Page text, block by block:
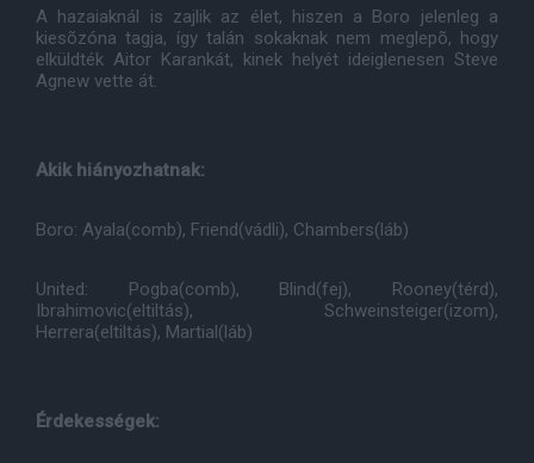
A hazaiaknál is zajlik az élet, hiszen a Boro jelenleg a
kiesõzóna tagja, így talán sokaknak nem meglepõ, hogy
elküldték Aitor Karankát, kinek helyét ideiglenesen Steve
Agnew vette át.
Akik hiányozhatnak:
Boro: Ayala(comb), Friend(vádli), Chambers(láb)
United: Pogba(comb), Blind(fej), Rooney(térd),
Ibrahimovic(eltiltás), Schweinsteiger(izom),
Herrera(eltiltás), Martial(láb)
Érdekességek: